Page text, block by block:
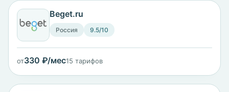
Beget.ru
Россия 9.5/10
от330 ₽/мес15 тарифов